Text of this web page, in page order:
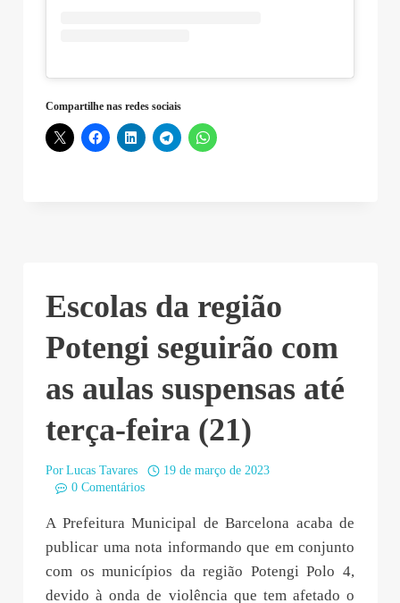
Compartilhe nas redes sociais
Escolas da região
Potengi seguirão com
as aulas suspensas até
terça-feira (21)
Por Lucas Tavares
19 de março de 2023
0 Comentários
A Prefeitura Municipal de Barcelona acaba de
publicar uma nota informando que em conjunto
com os municípios da região Potengi Polo 4,
devido à onda de violência que tem afetado o